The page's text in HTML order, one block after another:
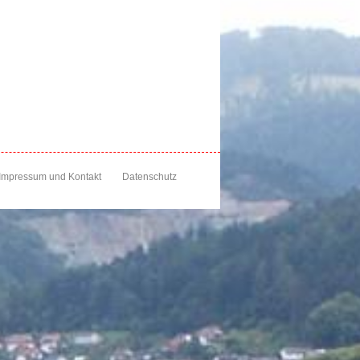
und Kontakt Datenschutz